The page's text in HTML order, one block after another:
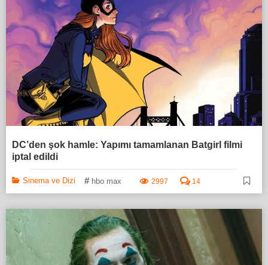
DC’den şok hamle: Yapımı tamamlanan Batgirl filmi
iptal edildi
Sinema ve Dizi # hbo max 2997 14